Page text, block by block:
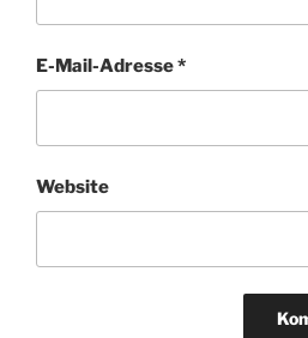
E-Mail-Adresse*
Website